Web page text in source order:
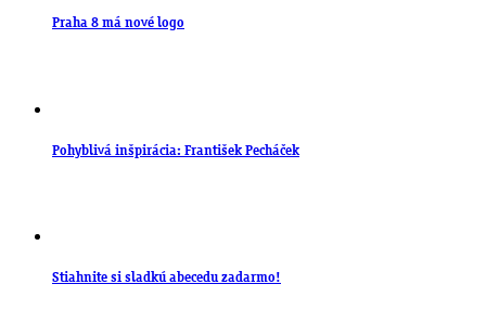
Praha 8 má nové logo
Pohyblivá inšpirácia: František Pecháček
Stiahnite si sladkú abecedu zadarmo!